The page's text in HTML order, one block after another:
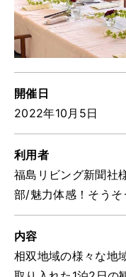
お問合せ
FOOD CAMP
フードキャンプ
ツアー一覧
メール会員登録
お問合せ
Food Camp（English）
BEST TABLE
ベストテーブル
開催日
2022年10月5日
利用者
福島リビング新聞社
部/魅力体感！そうそ
内容
相双地域の様々な地